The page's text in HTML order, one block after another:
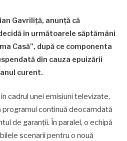
Gavriliță, anunță că
în următoarele săptămâni
Casă”, după ce componenta
din cauza epuizării
curent.
cadrul unei emisiuni televizate,
programul continuă deocamdată
de garanții. În paralel, o echipă
scenarii pentru o nouă